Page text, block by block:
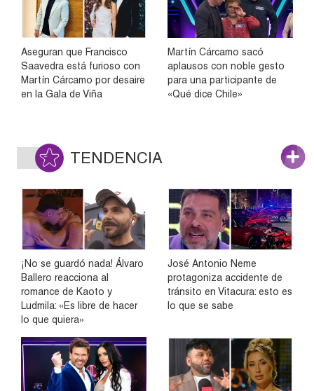
Aseguran que Francisco
Saavedra está furioso con
Martín Cárcamo por desaire
en la Gala de Viña
Martín Cárcamo sacó
aplausos con noble gesto
para una participante de
«Qué dice Chile»
TENDENCIA
¡No se guardó nada! Álvaro
Ballero reacciona al
romance de Kaoto y
Ludmila: «Es libre de hacer
lo que quiera»
José Antonio Neme
protagoniza accidente de
tránsito en Vitacura: esto es
lo que se sabe